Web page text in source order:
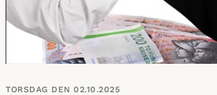
TORSDAG DEN 02.10.2025